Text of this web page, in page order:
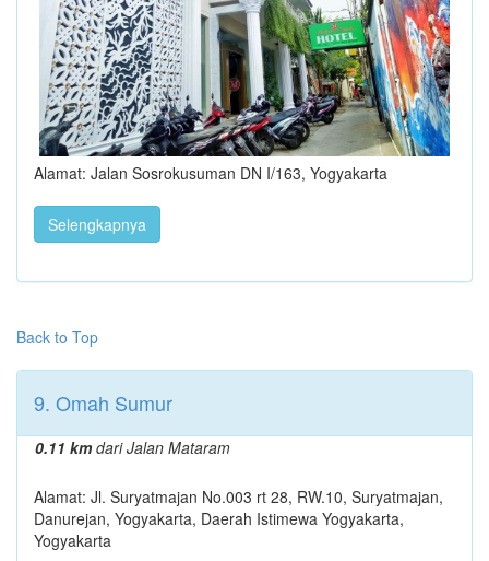
Alamat: Jalan Sosrokusuman DN I/163, Yogyakarta
Selengkapnya
Back to Top
9. Omah Sumur
0.11 kmdari Jalan Mataram
Alamat: Jl. Suryatmajan No.003 rt 28, RW.10, Suryatmajan,
Danurejan, Yogyakarta, Daerah Istimewa Yogyakarta,
Yogyakarta